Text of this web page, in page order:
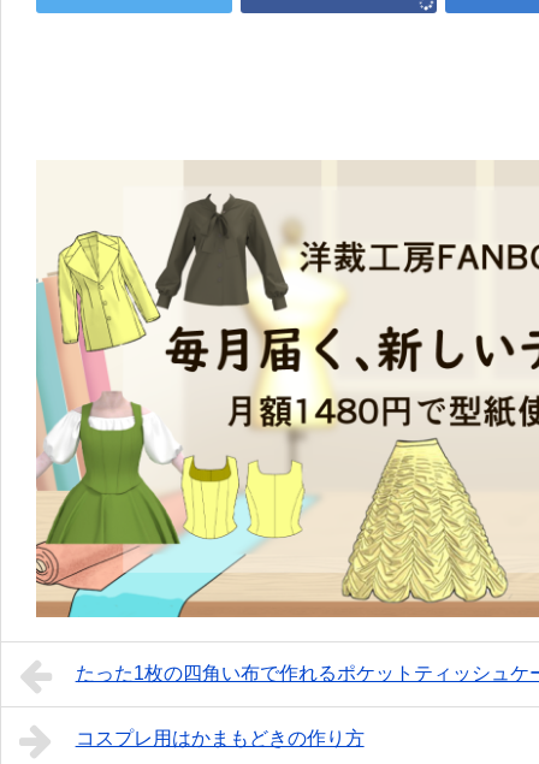
たった1枚の四角い布で作れるポケットティッシュケ
コスプレ用はかまもどきの作り方